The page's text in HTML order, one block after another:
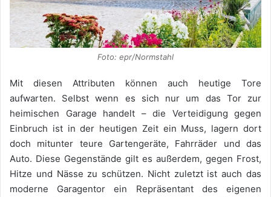
Foto: epr/Normstahl
Mit diesen Attributen können auch heutige Tore
aufwarten. Selbst wenn es sich nur um das Tor zur
heimischen Garage handelt – die Verteidigung gegen
Einbruch ist in der heutigen Zeit ein Muss, lagern dort
doch mitunter teure Gartengeräte, Fahrräder und das
Auto. Diese Gegenstände gilt es außerdem, gegen Frost,
Hitze und Nässe zu schützen. Nicht zuletzt ist auch das
moderne Garagentor ein Repräsentant des eigenen